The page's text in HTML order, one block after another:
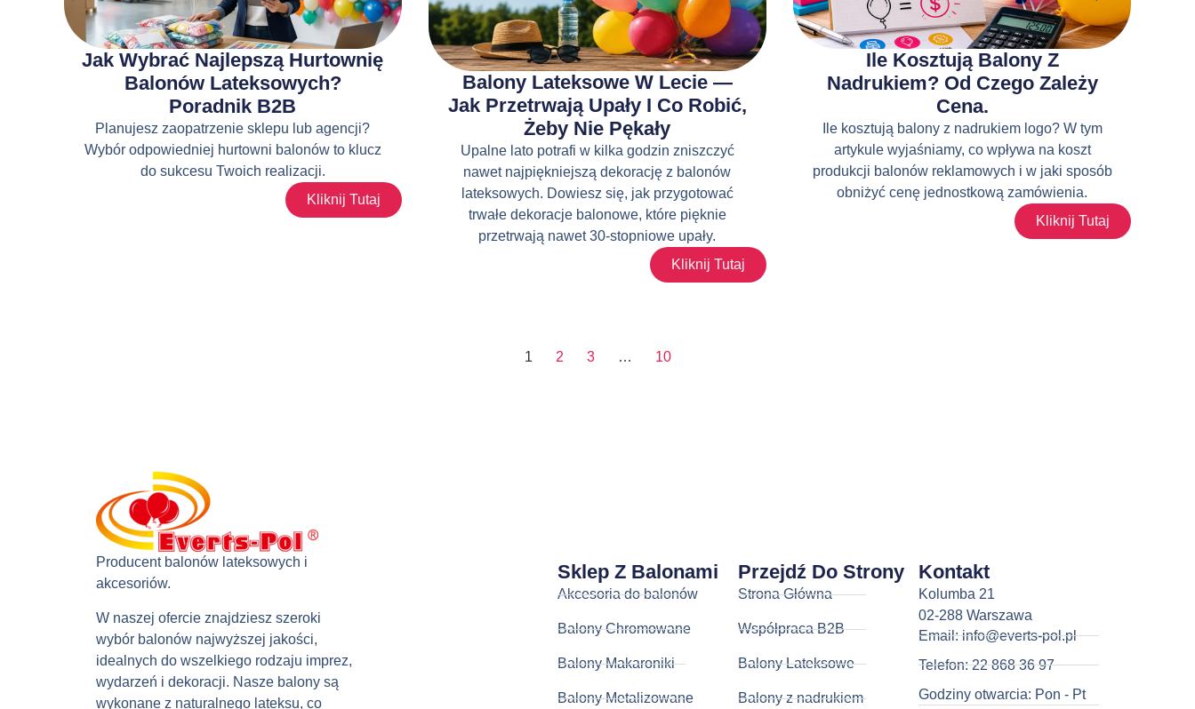
Jak Wybrać Najlepszą Hurtownię
Balonów Lateksowych?
Poradnik B2B
Planujesz zaopatrzenie sklepu lub agencji?
Wybór odpowiedniej hurtowni balonów to klucz
do sukcesu Twoich realizacji.
Kliknij Tutaj
Balony Lateksowe W Lecie —
Jak Przetrwają Upały I Co Robić,
Żeby Nie Pękały
Upalne lato potrafi w kilka godzin zniszczyć
nawet najpiękniejszą dekorację z balonów
lateksowych. Dowiesz się, jak przygotować
trwałe dekoracje balonowe, które pięknie
przetrwają nawet 30-stopniowe upały.
Kliknij Tutaj
Ile Kosztują Balony Z
Nadrukiem? Od Czego Zależy
Cena.
Ile kosztują balony z nadrukiem logo? W tym
artykule wyjaśniamy, co wpływa na koszt
produkcji balonów reklamowych i w jaki sposób
obniżyć cenę jednostkową zamówienia.
Kliknij Tutaj
1 2 3 … 10
Producent balonów lateksowych i
akcesoriów.
W naszej ofercie znajdziesz szeroki
wybór balonów najwyższej jakości,
idealnych do wszelkiego rodzaju imprez,
wydarzeń i dekoracji. Nasze balony są
wykonane z naturalnego lateksu, co
Sklep Z Balonami
Akcesoria do balonów
Balony Chromowane
Balony Makaroniki
Balony Metalizowane
Przejdź Do Strony
Strona Główna
Współpraca B2B
Balony Lateksowe
Balony z nadrukiem
Kontakt
Kolumba 21
02-288 Warszawa
Email: info@everts-pol.pl
Telefon: 22 868 36 97
Godziny otwarcia: Pon - Pt